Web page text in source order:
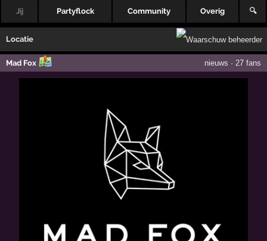
Jij Partyflock Community Overig 🔍
Locatie
Mad Fox nieuws · 27 fans